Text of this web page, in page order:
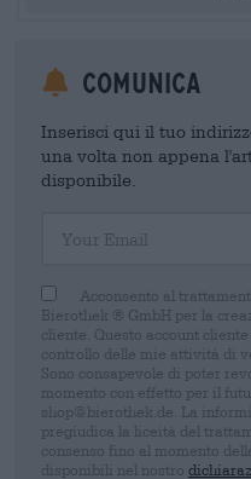
Comunica
Inserisci qui il tuo
una volta non appena
disponibile.
Acconsento al
Bierothek ® GmbH per la
cliente. Questo account
controllo delle mie attività di
Sono consapevole di poter
momento con effetto per il
shop@bierothek.de. La
pregiudica la liceità del
consenso fino al momento
disponibili nel nostro